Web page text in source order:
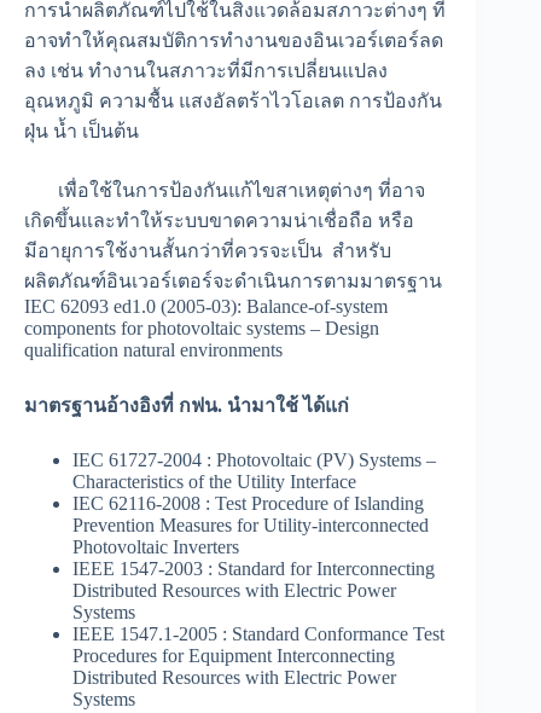
การนำผลิตภัณฑ์ไปใช้ในสิ่งแวดล้อมสภาวะต่างๆ ที่
อาจทำให้คุณสมบัติการทำงานของอินเวอร์เตอร์ลด
ลง เช่น ทำงานในสภาวะที่มีการเปลี่ยนแปลง
อุณหภูมิ ความชื้น แสงอัลตร้าไวโอเลต การป้องกัน
ฝุ่น น้ำ เป็นต้น
เพื่อใช้ในการป้องกันแก้ไขสาเหตุต่างๆ ที่อาจ
เกิดขึ้นและทำให้ระบบขาดความน่าเชื่อถือ หรือ
มีอายุการใช้งานสั้นกว่าที่ควรจะเป็น สำหรับ
ผลิตภัณฑ์อินเวอร์เตอร์จะดำเนินการตามมาตรฐาน
IEC 62093 ed1.0 (2005-03): Balance-of-system
components for photovoltaic systems – Design
qualification natural environments
มาตรฐานอ้างอิงที่ กฟน. นำมาใช้ ได้แก่
IEC 61727-2004 : Photovoltaic (PV) Systems –
Characteristics of the Utility Interface
IEC 62116-2008 : Test Procedure of Islanding
Prevention Measures for Utility-interconnected
Photovoltaic Inverters
IEEE 1547-2003 : Standard for Interconnecting
Distributed Resources with Electric Power
Systems
IEEE 1547.1-2005 : Standard Conformance Test
Procedures for Equipment Interconnecting
Distributed Resources with Electric Power
Systems